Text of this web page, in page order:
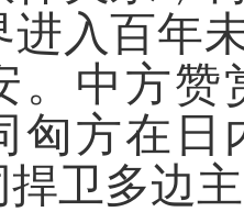
进入百年
。中方赞
匈方在日
卫多边